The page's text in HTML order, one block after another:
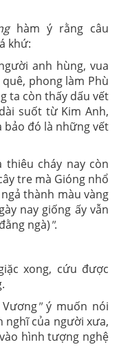
hàm ý rằng câu
khứ:
anh hùng, vua
phong làm Phù
ta còn thấy dấu vết
suốt từ Kim Anh,
bảo đó là những vết
cháy nay còn
tre mà Gióng nhổ
thành màu vàng
nay giống ấy vẫn
ngà)".
xong, cứu được
"ý muốn nói
nghĩ của người xưa,
hình tượng nghệ